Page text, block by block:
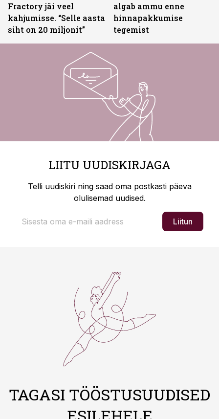
Fractory jäi veel
kahjumisse. “Selle aasta
siht on 20 miljonit”
algab ammu enne
hinnapakkumise
tegemist
LIITU UUDISKIRJAGA
Telli uudiskiri ning saad oma postkasti päeva
olulisemad uudised.
Liitun
TAGASI TÖÖSTUSUUDISED